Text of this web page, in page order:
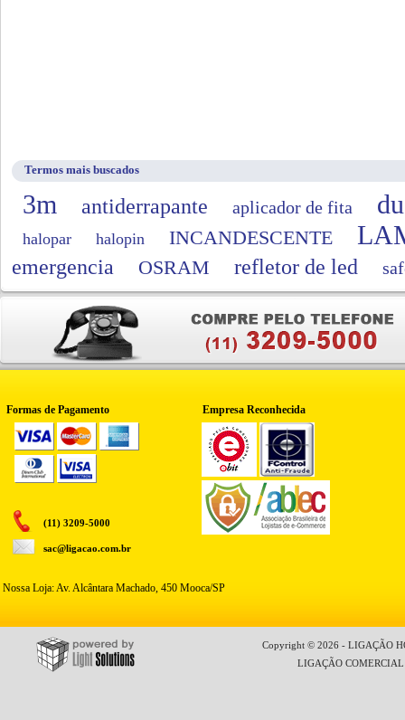
Termos mais buscados
3m antiderrapante aplicador de fita
halopar halopin INCANDESCENTE
emergencia OSRAM refletor de led
Formas de Pagamento Empresa Reconhecida
(11) 3209-5000
sac@ligacao.com.br
Nossa Loja: Av. Alcântara Machado, 450 Mooca/SP
Copyright © 2026 - LIGAÇÃO
LIGAÇÃO